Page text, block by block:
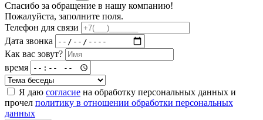
Спасибо за обращение в нашу компанию!
Пожалуйста, заполните поля.
Телефон для связи
Дата звонка
Как вас зовут?
время
Я даю согласие на обработку персональных данных и
прочел политику в отношении обработки персональных
данных